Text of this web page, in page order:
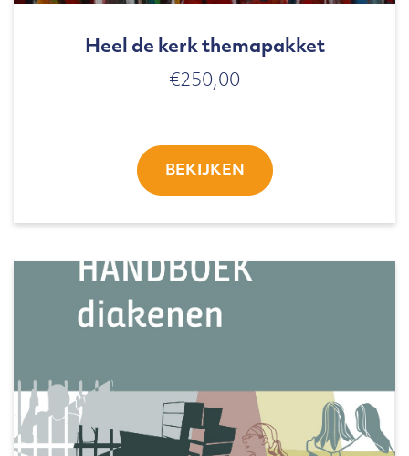
Heel de kerk themapakket
€250,00
BEKIJKEN